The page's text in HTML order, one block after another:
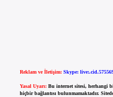
Reklam ve İletişim: Skype:
Yasal Uyarı: Bu internet sitesi, herhangi
hiçbir bağlantısı bulunmamaktadır.